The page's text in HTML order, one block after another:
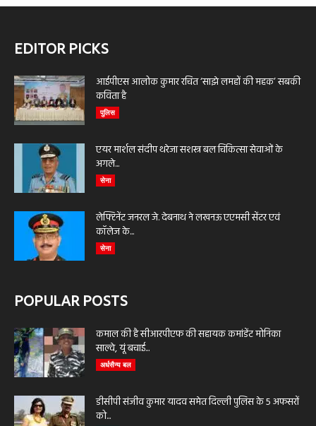
EDITOR PICKS
आईपीएस आलोक कुमार रचित ‘साझे लमहों की महक’ सबकी
कविता है
पुलिस
एयर मार्शल संदीप थरेजा सशस्त्र बल चिकित्सा सेवाओं के
अगले...
सेना
लेफ्टिनेंट जनरल जे. देबनाथ ने लखनऊ एएमसी सेंटर एवं
कॉलेज के...
सेना
POPULAR POSTS
कमाल की है सीआरपीएफ की सहायक कमांडेंट मोनिका
साल्वे, यूं बचाई...
अर्धसैन्य बल
डीसीपी संजीव कुमार यादव समेत दिल्ली पुलिस के 5 अफसरों
को...